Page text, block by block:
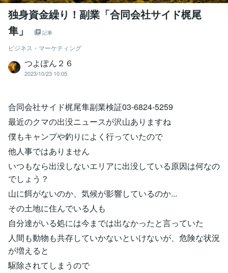
独身資金繰り！副業「合同会社サイド梶尾
隼」
記事
ビジネス・マーケティング
つよぽん２６
2023/10/23 10:05
合同会社サイド梶尾隼副業検証03-6824-5259
最近のクマの出没ニュースが沢山ありますね
僕もキャンプや釣りによく行っていたので
他人事ではありません
いつもなら出没しないエリアに出没している原因は何なの
でしょう？
山に餌がないのか、気候が影響しているのか...
その土地に住んでいる人も
自分達がいる処には今までは出なかったと言っていた
人間も動物も共存していかないといけないが、危険な状況
が増えると
駆除されてしまうので